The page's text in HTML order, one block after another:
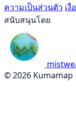
ความเป็นส่วนตัว เงื่
สนับสนุนโดย
© 2026 Kumamap